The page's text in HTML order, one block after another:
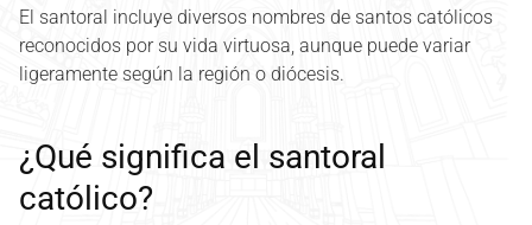
El santoral incluye diversos nombres de santos católicos
reconocidos por su vida virtuosa, aunque puede variar
ligeramente según la región o diócesis.
¿Qué significa el santoral
católico?